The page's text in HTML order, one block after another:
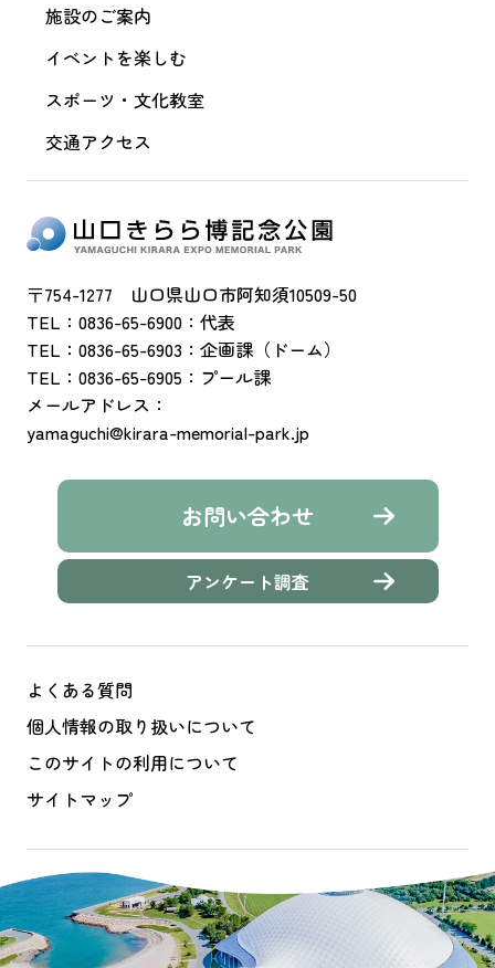
施設のご案内
イベントを楽しむ
スポーツ・文化教室
交通アクセス
〒754-1277 山口県山口市阿知須10509-50
TEL：0836-65-6900：代表
TEL：0836-65-6903：企画課（ドーム）
TEL：0836-65-6905：プール課
メールアドレス：
yamaguchi@kirara-memorial-park.jp
お問い合わせ
アンケート調査
よくある質問
個人情報の取り扱いについて
このサイトの利用について
サイトマップ